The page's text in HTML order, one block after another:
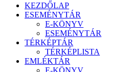
KEZDŐLAP
ESEMÉNYTÁR
E-KÖNYV
ESEMÉNYTÁR
TÉRKÉPTÁR
TÉRKÉPLISTA
EMLÉKTÁR
E-KÖNYV